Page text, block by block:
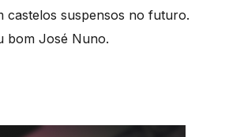
castelos suspensos no futuro.
bom José Nuno.